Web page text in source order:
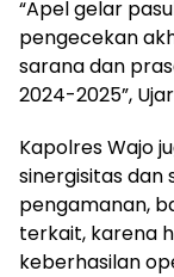
“Apel gelar
pengecekan
sarana dan
2024-2025”,
Kapolres Wajo
sinergisitas dan
pengamanan,
terkait, karena
keberhasilan